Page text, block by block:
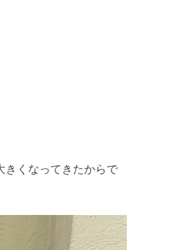
きくなってきたからで